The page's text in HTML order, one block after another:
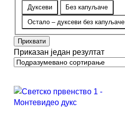
Категорија
Дуксеви
Без капуљаче
Остало – дуксеви без капуљаче
Прихвати
Приказан један резултат